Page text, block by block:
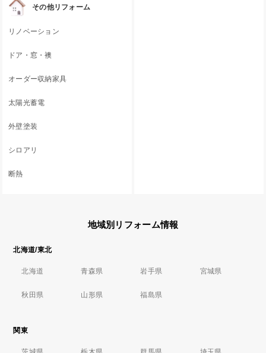
その他リフォーム
リノベーション
ドア・窓・襖
オーダー収納家具
太陽光蓄電
外壁塗装
シロアリ
断熱
地域別リフォーム情報
北海道/東北
北海道 青森県 岩手県 宮城県
秋田県 山形県 福島県
関東